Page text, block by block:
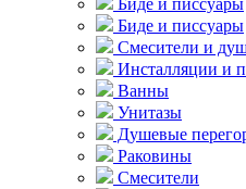
Биде и писсуары
Биде и писсуары
Смесители и
Инсталляции и
Ванны
Унитазы
Душевые
Раковины
Смесители